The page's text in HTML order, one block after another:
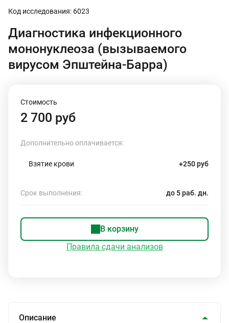
Код исследования: 6023
Диагностика инфекционного
мононуклеоза (вызываемого
вирусом Эпштейна-Барра)
Стоимость
2 700 руб
Дополнительно оплачивается:
Взятие крови +250 руб
Срок выполнения: до 5 раб. дн.
В корзину
Правила сдачи анализов
Описание